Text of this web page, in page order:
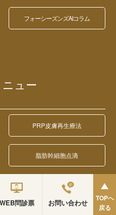
WEB問診票 お問い合わせ
TOPへ
戻る
フォーシーズンズAIコラム
ュー
PRP皮膚再生療法
脂肪幹細胞点滴
手元の肌再生